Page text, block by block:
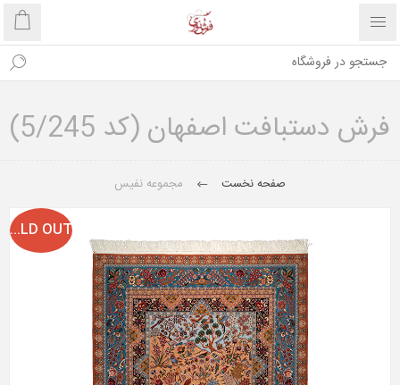
فرش دستبافت اصفهان (کد 5/245)
صفحه نخست مجموعه نفیس
SOLD OUT